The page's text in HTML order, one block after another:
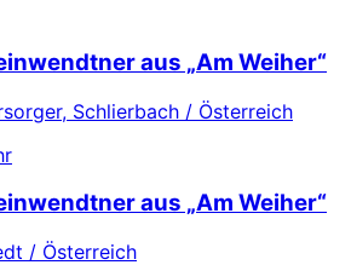
aus „Am Weiher“
Schlierbach / Österreich
aus „Am Weiher“
/ Österreich